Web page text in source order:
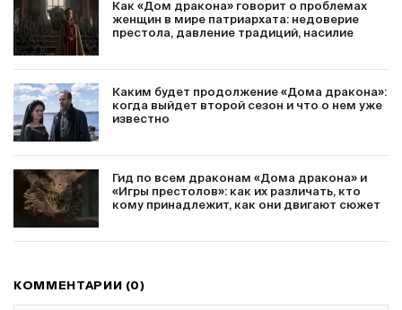
Как «Дом дракона» говорит о проблемах
женщин в мире патриархата: недоверие
престола, давление традиций, насилие
Каким будет продолжение «Дома дракона»:
когда выйдет второй сезон и что о нем уже
известно
Гид по всем драконам «Дома дракона» и
«Игры престолов»: как их различать, кто
кому принадлежит, как они двигают сюжет
КОММЕНТАРИИ (0)